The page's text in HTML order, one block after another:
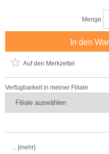
Menge
In den
Auf den Merkzettel
Verfügbarkeit in meiner Filiale
... [mehr]